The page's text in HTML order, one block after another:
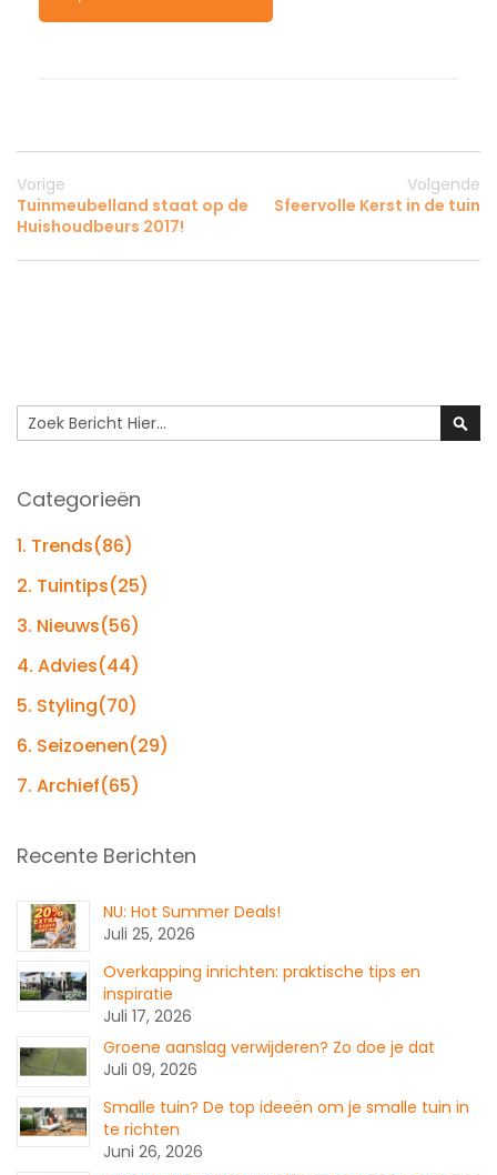
Vorige
Tuinmeubelland staat op de
Huishoudbeurs 2017!
Volgende
Sfeervolle Kerst in de tuin
Search
Categorieën
1. Trends(86)
2. Tuintips(25)
3. Nieuws(56)
4. Advies(44)
5. Styling(70)
6. Seizoenen(29)
7. Archief(65)
Recente Berichten
NU: Hot Summer Deals!
Juli 25, 2026
Overkapping inrichten: praktische tips en
inspiratie
Juli 17, 2026
Groene aanslag verwijderen? Zo doe je dat
Juli 09, 2026
Smalle tuin? De top ideeën om je smalle tuin in
te richten
Juni 26, 2026